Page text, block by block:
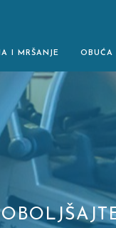
I MRŠANJE OBUĆA